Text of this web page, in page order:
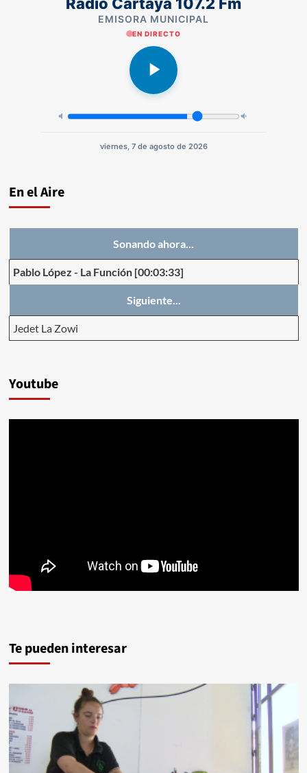
EMISORA MUNICIPAL
EN DIRECTO
viernes, 7 de agosto de 2026
En el Aire
Sonando ahora...
Pablo López - La Función [00:03:33]
Siguiente...
Jedet La Zowi
Youtube
Te pueden interesar